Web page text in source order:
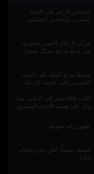
انخفاض الزخم على المدى
القصير، وانخفاض الحماس.
مركز الارتكاز الأيسر مباشرة،
في وضع مرتفع بشكل معتدل.
هبوط سريع للغاية على المدى
القصير، راقب فرصة الارتداد.
أغلب MA تشير إلى الأعلى، مما
يدل على هيمنة الاتجاه الصعودي.
ظهور زخم هبوطي.
ضعيف نسبياً، لكن بدون تقلبات
حادة.